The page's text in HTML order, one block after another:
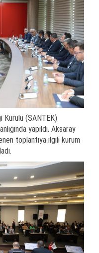
Kurulu (SANTEK)
yapıldı. Aksaray
toplantıya ilgili kurum